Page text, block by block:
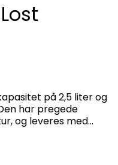
på 2,5 liter og
har pregede
og leveres med
bruker denne